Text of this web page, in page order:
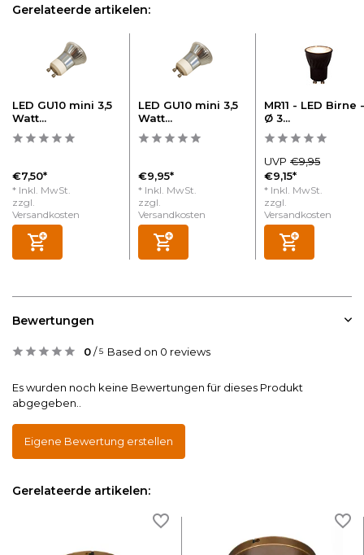
Gerelateerde artikelen:
LED GU10 mini 3,5
Watt...
€7,50*
* Inkl. MwSt.
zzgl.
Versandkosten
LED GU10 mini 3,5
Watt...
€9,95*
* Inkl. MwSt.
zzgl.
Versandkosten
MR11 - LED Birne -
Ø 3...
UVP €9,95
€9,15*
* Inkl. MwSt.
zzgl.
Versandkosten
Bewertungen
0/5 Based on 0 reviews
Es wurden noch keine Bewertungen für dieses Produkt
abgegeben..
Eigene Bewertung erstellen
Gerelateerde artikelen: